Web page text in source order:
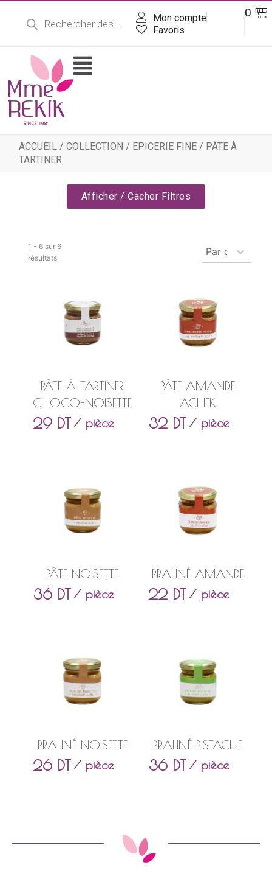
Recherche
produits
Mon compte
Favoris
0 DT
Flyout
Menu
ACCUEIL /COLLECTION / EPICERIE FINE / PÂTE À
TARTINER
Afficher / Cacher Filtres
1 - 6 sur 6
résultats
Produits -
Trier le contenu
PÂTE À TARTINER
CHOCO-NOISETTE
29 DT / pièce
PÂTE AMANDE
ACHEK
32 DT / pièce
PÂTE NOISETTE
36 DT / pièce
PRALINÉ AMANDE
22 DT / pièce
PRALINÉ NOISETTE
26 DT / pièce
PRALINÉ PISTACHE
36 DT / pièce